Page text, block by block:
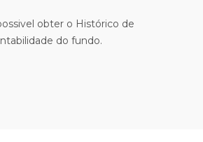
obter o Histórico de
do fundo.